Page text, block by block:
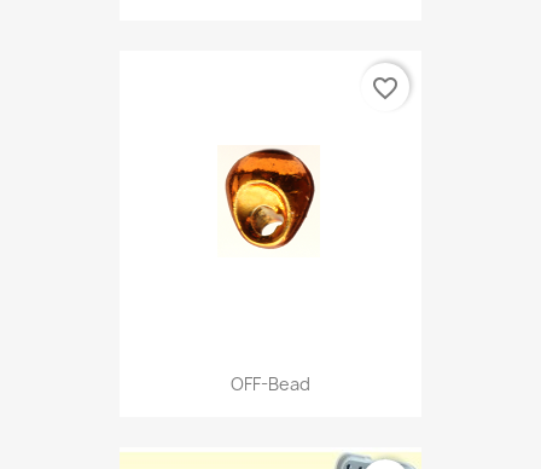
OFF-Bead
favorite_border